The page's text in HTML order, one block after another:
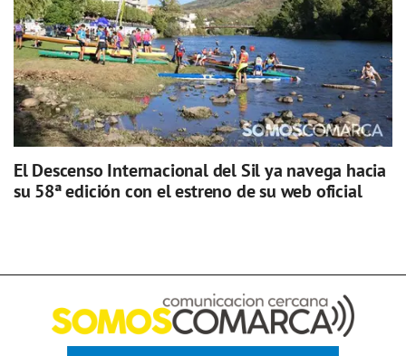
El Descenso Internacional del Sil ya navega hacia
su 58ª edición con el estreno de su web oficial